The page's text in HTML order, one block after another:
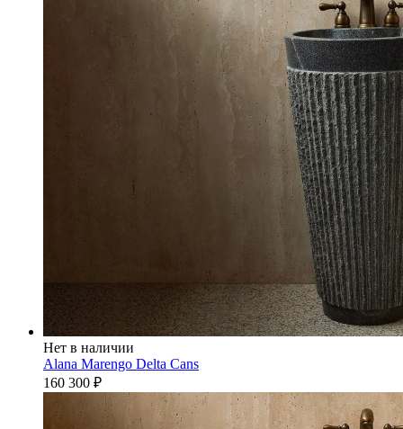
Нет в наличии
Alana Marengo Delta Cans
160 300 ₽